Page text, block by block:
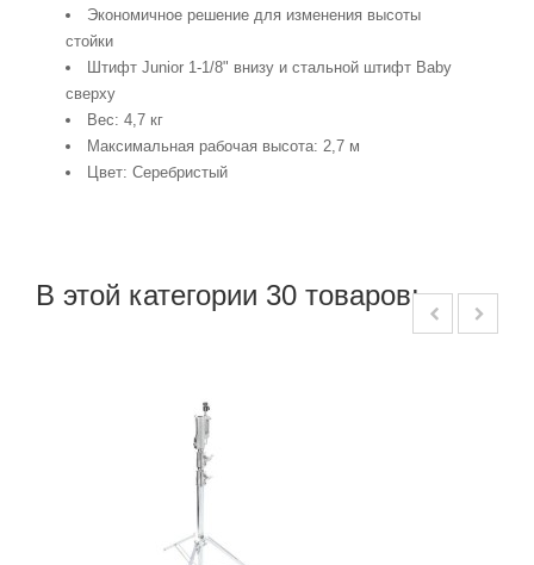
Экономичное решение для изменения высоты
стойки
Штифт Junior 1-1/8" внизу и стальной штифт Baby
сверху
Вес: 4,7 кг
Максимальная рабочая высота: 2,7 м
Цвет: Серебристый
В этой категории 30 товаров: